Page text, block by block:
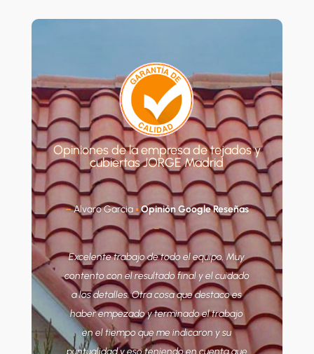
Opiniones de la empresa de tejados y
cubiertas JORGE Madrid
–Constantino Robledo▪Opinión en
Habitissimo
Jorge es un técnico de tejados
sobresaliente. Ha dado con la humedad
que nos cubría parte del techo de la
azotea y nos ha impermeabilizado la zona
exacta en la que había filtraciones de lluvia